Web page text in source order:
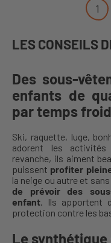
1
LES CONSEILS
Des sous-
enfants de
par temps froid
Ski, raquette, luge,
adorent les activités
revanche, ils aiment
puissent profiter
la neige ou autre et
de prévoir des
enfant. Ils apportent
protection contre les
Le